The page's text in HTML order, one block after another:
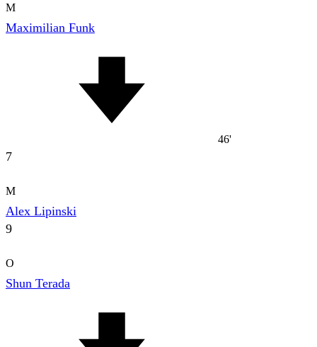
M
Maximilian Funk
46'
7
M
Alex Lipinski
9
O
Shun Terada